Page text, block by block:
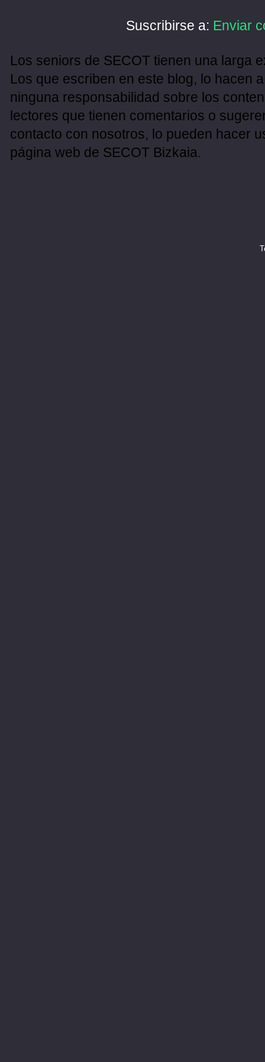
Suscribirse a: Enviar
Los seniors de SECOT tienen una larga
Los que escriben en este blog, lo hacen
ninguna responsabilidad sobre los
lectores que tienen comentarios o
contacto con nosotros, lo pueden hacer
página web de SECOT Bizkaia.